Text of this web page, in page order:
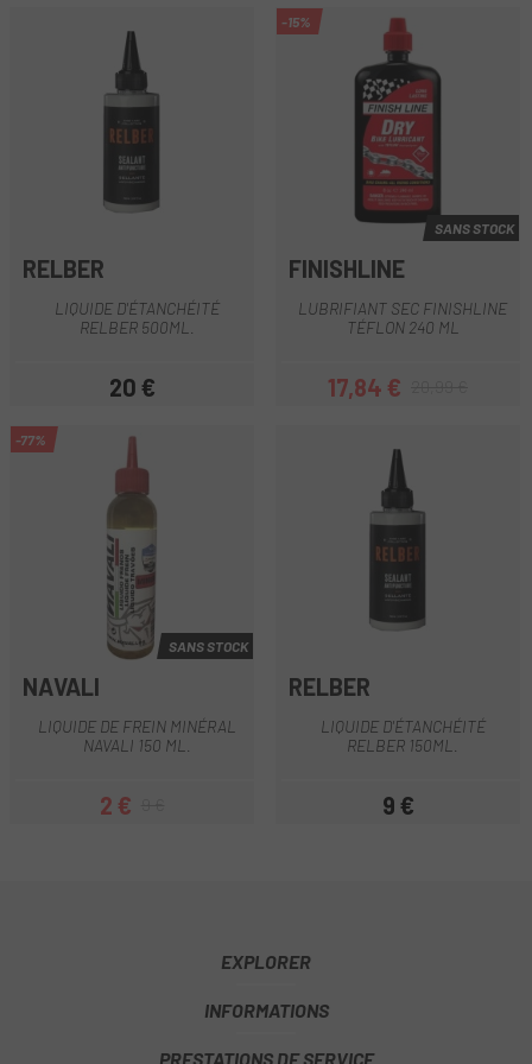
RELBER
LIQUIDE D'ÉTANCHÉITÉ
RELBER 500ML.
Prix
20 €
-15%
SANS STOCK
FINISHLINE
LUBRIFIANT SEC FINISHLINE
TÉFLON 240 ML
Prix
17,84 €Prix habituel
-77%
SANS STOCK
NAVALI
LIQUIDE DE FREIN MINÉRAL
NAVALI 150 ML.
Prix
2 €Prix habituel
RELBER
LIQUIDE D'ÉTANCHÉITÉ
RELBER 150ML.
Prix
9 €
EXPLORER
INFORMATIONS
PRESTATIONS DE SERVICE